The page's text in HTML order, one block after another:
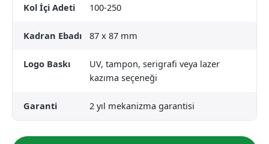
Kol İçi Adeti 100-250
Kadran Ebadı 87 x 87 mm
Logo Baskı
UV, tampon, serigrafi veya lazer
kazıma seçeneği
Garanti 2 yıl mekanizma garantisi